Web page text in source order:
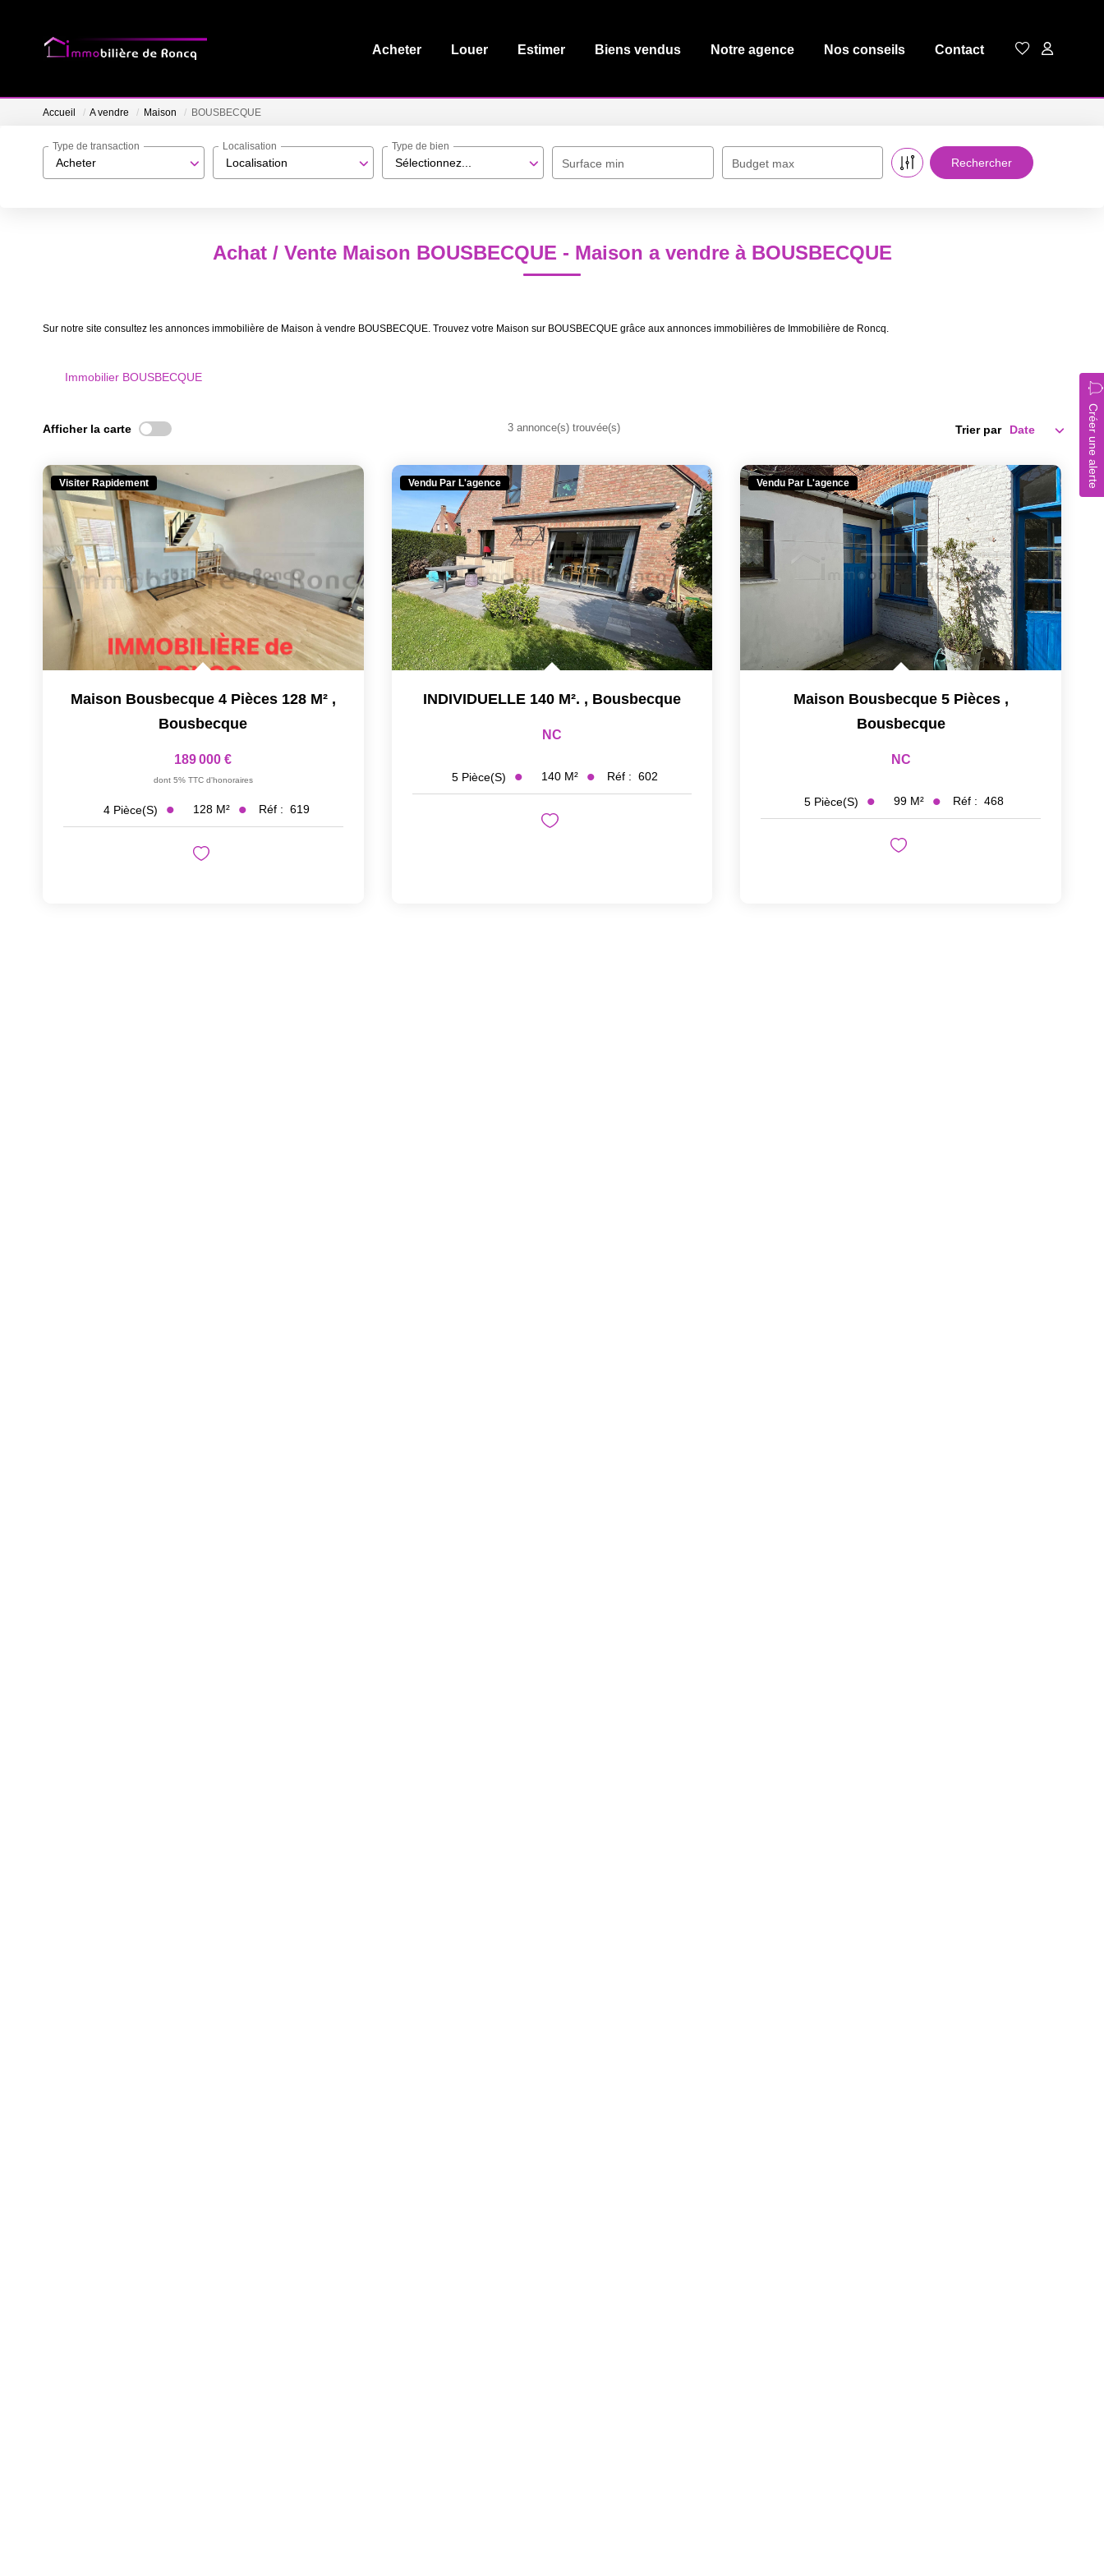
Acheter Louer Estimer Biens vendus Notre agence Nos conseils Contact
Accueil A vendre Maison BOUSBECQUE
Acheter
Type de transaction
Localisation
Localisation
Sélectionnez...
Type de bien
Surface min Budget max
Achat / Vente Maison BOUSBECQUE - Maison a vendre à BOUSBECQUE
Sur notre site consultez les annonces immobilière de Maison à vendre BOUSBECQUE. Trouvez votre Maison sur BOUSBECQUE grâce aux annonces immobilières de Immobilière de Roncq.
Immobilier BOUSBECQUE
Créer une alerte
Afficher la carte 3 annonce(s) trouvée(s) Trier par
Visiter Rapidement
Maison Bousbecque 4 Pièces 128 M² ,
Bousbecque
189 000 €
dont 5% TTC d'honoraires
4 Pièce(s) 128 M² Réf : 619
Vendu Par L'agence
INDIVIDUELLE 140 M². , Bousbecque
NC
5 Pièce(s) 140 M² Réf : 602
Vendu Par L'agence
Maison Bousbecque 5 Pièces ,
Bousbecque
NC
5 Pièce(s) 99 M² Réf : 468